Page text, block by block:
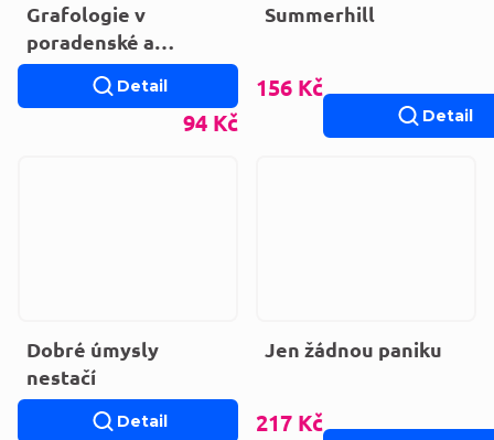
Grafologie v
poradenské a
terapeutické praxi
94 Kč
Detail
Summerhill
156 Kč
Detail
Dobré úmysly
nestačí
Detail
Jen žádnou paniku
217 Kč